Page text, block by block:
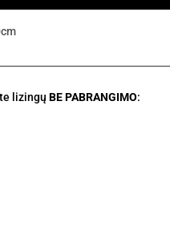
lizingų BE PABRANGIMO: